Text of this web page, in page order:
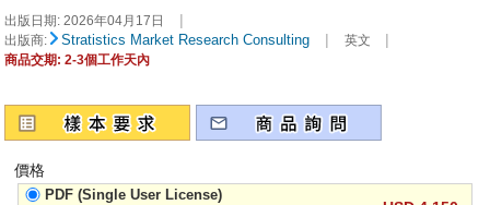
出版日期:2026年04月17日 |
出版商: Stratistics Market Research Consulting | 英文 |
商品交期: 2-3個工作天內
價格
PDF (Single User License)